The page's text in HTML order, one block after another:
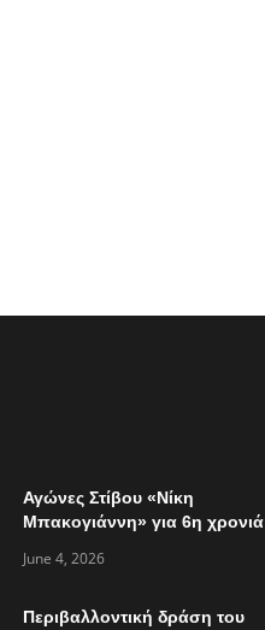
Αγώνες Στίβου «Νίκη
Μπακογιάννη» για 6η χρονιά
June 4, 2026
Περιβαλλοντική δράση του